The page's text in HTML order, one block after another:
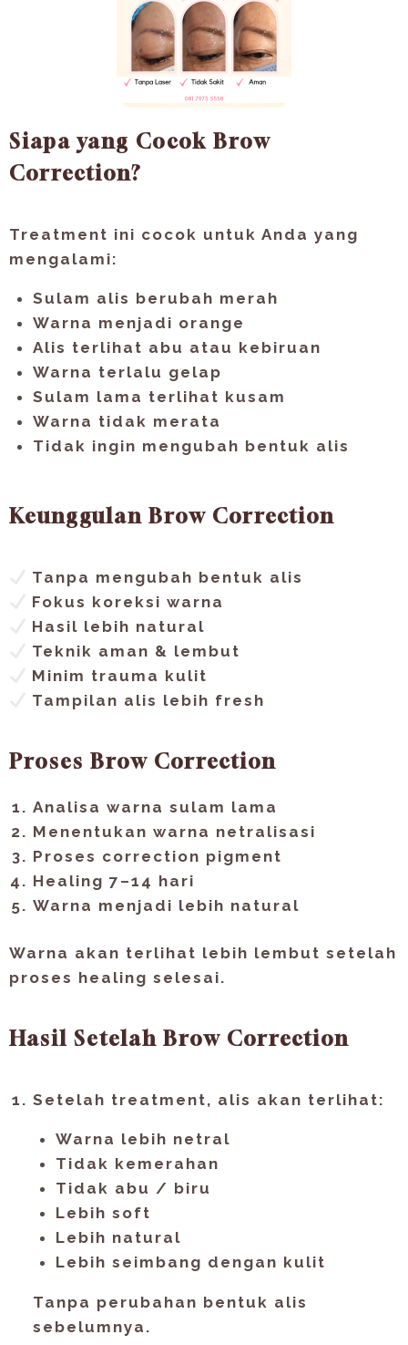
Siapa yang Cocok Brow
Correction?
Treatment ini cocok untuk Anda yang
mengalami:
Sulam alis berubah merah
Warna menjadi orange
Alis terlihat abu atau kebiruan
Warna terlalu gelap
Sulam lama terlihat kusam
Warna tidak merata
Tidak ingin mengubah bentuk alis
Keunggulan Brow Correction
Tanpa mengubah bentuk alis
Fokus koreksi warna
Hasil lebih natural
Teknik aman & lembut
Minim trauma kulit
Tampilan alis lebih fresh
Proses Brow Correction
Analisa warna sulam lama
Menentukan warna netralisasi
Proses correction pigment
Healing 7–14 hari
Warna menjadi lebih natural
Warna akan terlihat lebih lembut setelah
proses healing selesai.
Hasil Setelah Brow Correction
Setelah treatment, alis akan terlihat:
Warna lebih netral
Tidak kemerahan
Tidak abu / biru
Lebih soft
Lebih natural
Lebih seimbang dengan kulit
Tanpa perubahan bentuk alis
sebelumnya.